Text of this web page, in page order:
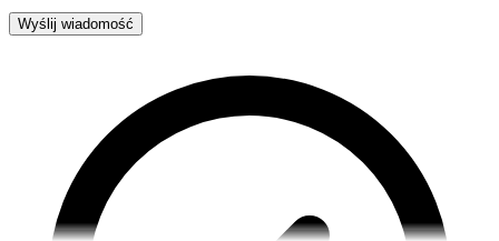
Wyślij wiadomość